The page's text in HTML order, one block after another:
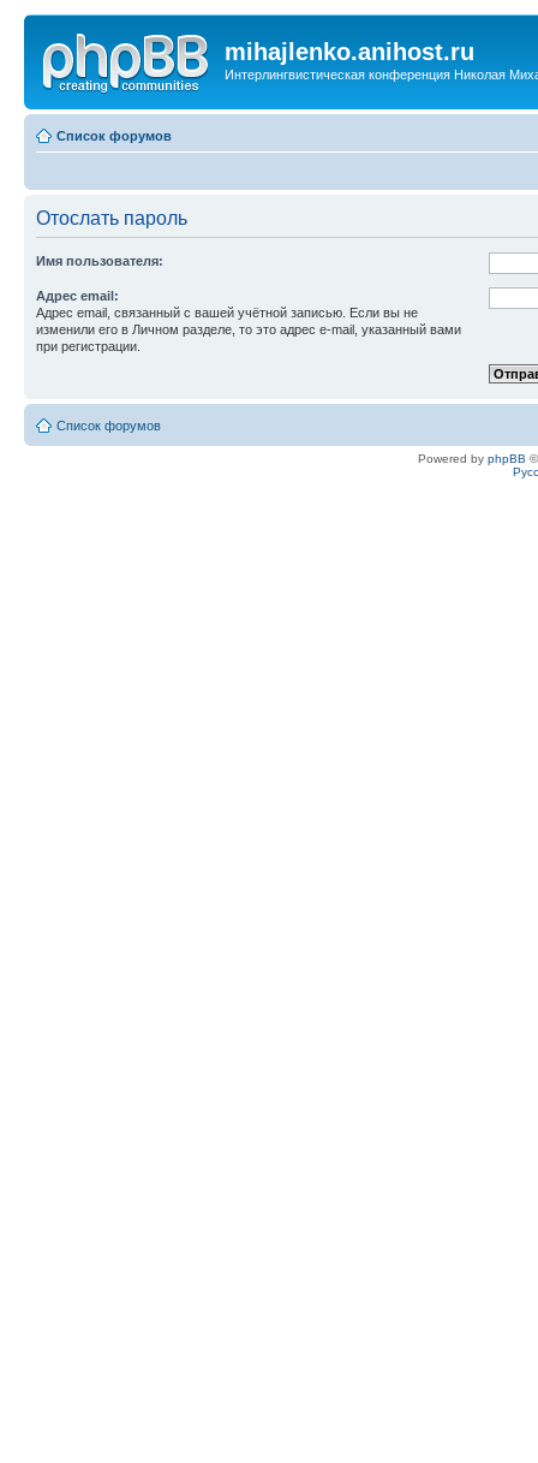
mihajlenko.anihost.ru
Интерлингвистическая конференция Николая
Список форумов
Отослать пароль
Имя пользователя:
Адрес email:
Адрес email, связанный с вашей учётной записью. Если вы не
изменили его в Личном разделе, то это адрес e-mail, указанный вами
при регистрации.
Список форумов
Powered by phpBB